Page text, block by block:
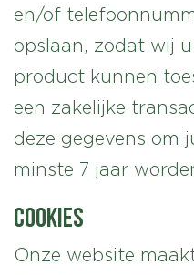
en/of
opslaan, zodat wij
product kunnen
een zakelijke
deze gegevens om
minste 7 jaar
Cookies
Onze website